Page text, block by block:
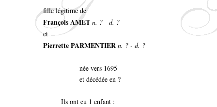
fille légitime de
François AMET n. ? - d. ?
et
Pierrette PARMENTIER n. ? - d. ?
née vers 1695
et décédée en ?
Ils ont eu 1 enfant :